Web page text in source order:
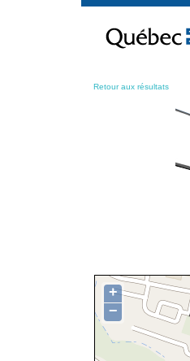
contenu
Retour aux résultats
+
−